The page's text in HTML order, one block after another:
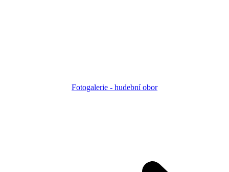
Fotogalerie - hudební obor